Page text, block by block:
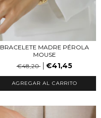
BRACELETE MADRE PÉROLA
MOUSE
€48,20
€41,45